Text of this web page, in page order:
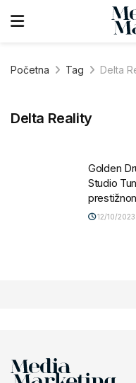
Početna Tag Delta
Delta Reality
Golden
Studio
12/10/2023